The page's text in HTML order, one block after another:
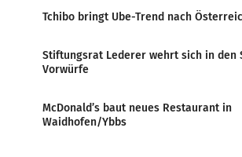
Tchibo bringt Ube-Trend nach
Stiftungsrat Lederer wehrt sich in den
Vorwürfe
McDonald’s baut neues Restaurant in
Waidhofen/Ybbs